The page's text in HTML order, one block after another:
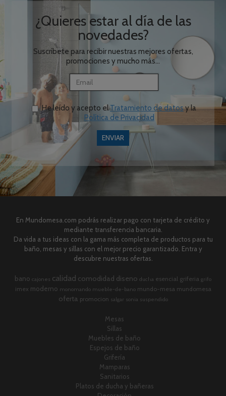
¿Quieres estar al día de las
novedades?
Suscríbete para recibir nuestras mejores ofertas,
promociones y mucho más...
He leído y acepto elTratamiento de datosy la
Política de Privacidad
En Mundomesa.com podrás realizar pago con tarjeta de crédito y
mediante transferencia bancaria.
Da vida a tus ideas con la gama más completa de productos para tu
baño, mesas y sillas con el mejor precio garantizado. Entra y
descubre nuestras ofertas.
bano cajones calidad comodidad diseno ducha esencial griferia grifo
imex moderno monomando mueble-de-bano mundo-mesa mundomesa
oferta promocion salgar sonia suspendido
Mesas
Sillas
Muebles de baño
Espejos de baño
Grifería
Mamparas
Sanitarios
Platos de ducha y bañeras